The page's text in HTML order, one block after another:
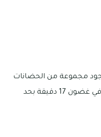
مجموعة من الحضانات
والمدارس التي يمكن الوصول إليها في غضون 17 دقيقة بحد